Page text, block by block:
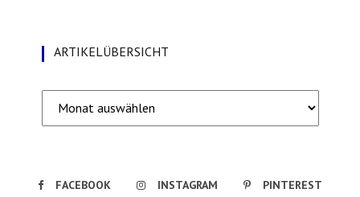
ARTIKELÜBERSICHT
FACEBOOK INSTAGRAM PINTEREST